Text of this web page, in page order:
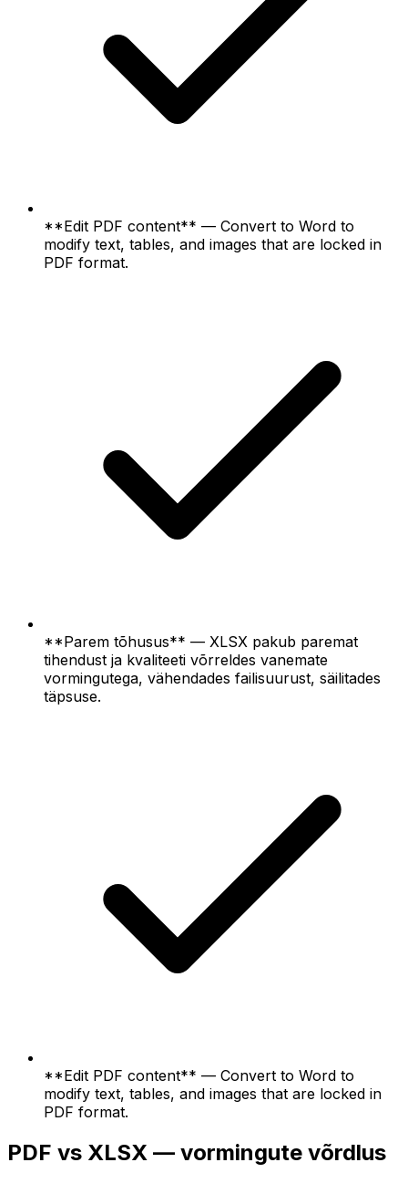
**Edit PDF content** — Convert to Word to
modify text, tables, and images that are locked in
PDF format.
**Parem tõhusus** — XLSX pakub paremat
tihendust ja kvaliteeti võrreldes vanemate
vormingutega, vähendades failisuurust, säilitades
täpsuse.
**Edit PDF content** — Convert to Word to
modify text, tables, and images that are locked in
PDF format.
PDF vs XLSX — vormingute võrdlus